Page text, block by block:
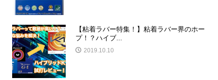
【粘着ラバー特集！】粘着ラバー界のホー
プ！？ハイブ...
2019.10.10